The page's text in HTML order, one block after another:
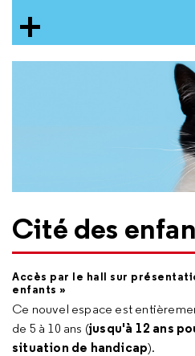
Cité des
Accès par le hall sur
enfants »
Ce nouvel espace est
de 5 à 10 ans (jusqu'à 12 ans
situation de handicap).